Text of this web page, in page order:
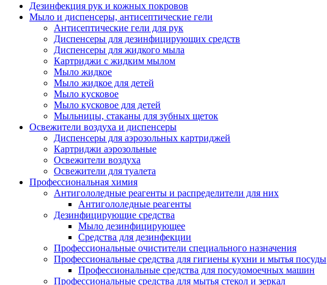
Дезинфекция рук и кожных покровов
Мыло и диспенсеры, антисептические гели
Антисептические гели для рук
Диспенсеры для дезинфицирующих средств
Диспенсеры для жидкого мыла
Картриджи с жидким мылом
Мыло жидкое
Мыло жидкое для детей
Мыло кусковое
Мыло кусковое для детей
Мыльницы, стаканы для зубных щеток
Освежители воздуха и диспенсеры
Диспенсеры для аэрозольных картриджей
Картриджи аэрозольные
Освежители воздуха
Освежители для туалета
Профессиональная химия
Антигололедные реагенты и распределители для них
Антигололедные реагенты
Дезинфицирующие средства
Мыло дезинфицирующее
Средства для дезинфекции
Профессиональные очистители специального назначения
Профессиональные средства для гигиены кухни и мытья посуды
Профессиональные средства для посудомоечных машин
Профессиональные средства для мытья стекол и зеркал